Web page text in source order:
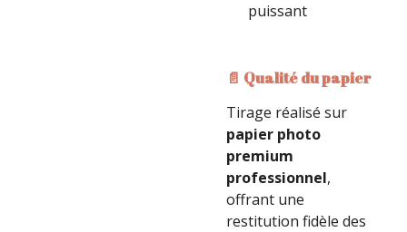
puissant
📄 Qualité du papier
Tirage réalisé sur
papier photo
premium
professionnel,
offrant une
restitution fidèle des